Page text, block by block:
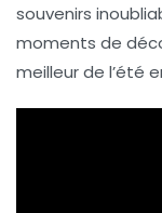
souvenirs
moments de
meilleur de l’été